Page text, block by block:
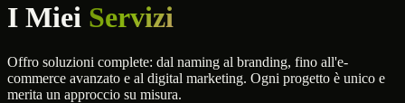
I Miei Servizi
Offro soluzioni complete: dal naming al branding, fino all'e-
commerce avanzato e al digital marketing. Ogni progetto è unico e
merita un approccio su misura.